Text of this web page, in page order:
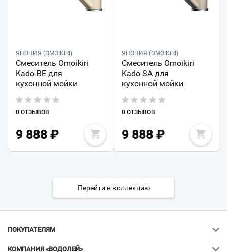
ЯПОНИЯ (OMOIKIRI)
Смеситель Omoikiri
Kado-BE для
кухонной мойки
0 ОТЗЫВОВ
9 888 ₽
ЯПОНИЯ (OMOIKIRI)
Смеситель Omoikiri
Kado-SA для
кухонной мойки
0 ОТЗЫВОВ
9 888₽
Перейти в коллекцию
ПОКУПАТЕЛЯМ
КОМПАНИЯ «ВОДОЛЕЙ»